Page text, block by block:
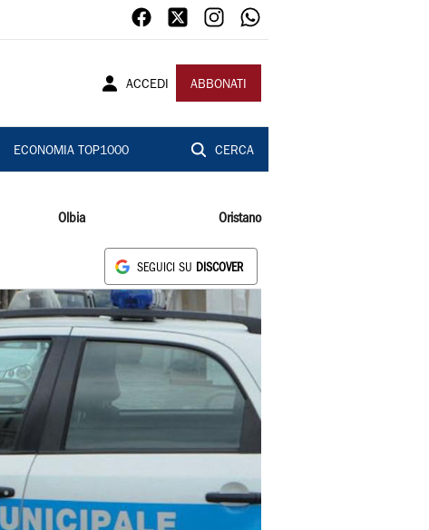
ACCEDI ABBONATI
ECONOMIA TOP1000 CERCA
Olbia Oristano
SEGUICI SU DISCOVER